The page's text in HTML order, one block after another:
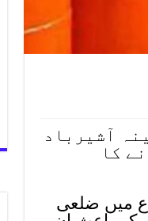
آشیرباد
کا
میں ضلعی